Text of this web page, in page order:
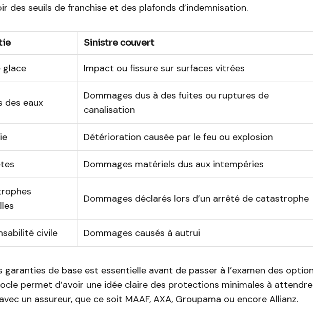
des seuils de franchise et des plafonds d’indemnisation.
Sinistre couvert
glace Impact ou fissure sur surfaces vitrées
des eaux
Dommages dus à des fuites ou ruptures de
canalisation
Détérioration causée par le feu ou explosion
Dommages matériels dus aux intempéries
Dommages déclarés lors d’un arrêté de catastrophe
civile Dommages causés à autrui
garanties de base est essentielle avant de passer à l’examen des
permet d’avoir une idée claire des protections minimales à attendre
un assureur, que ce soit MAAF, AXA, Groupama ou encore Allianz.